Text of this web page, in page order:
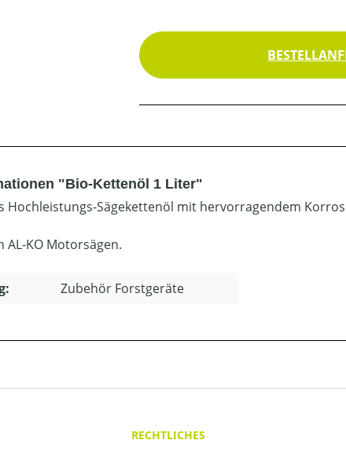
"Bio-Kettenöl 1 Liter"
Hochleistungs-Sägekettenöl mit hervorragendem
AL-KO Motorsägen.
Zubehör Forstgeräte
RECHTLICHES